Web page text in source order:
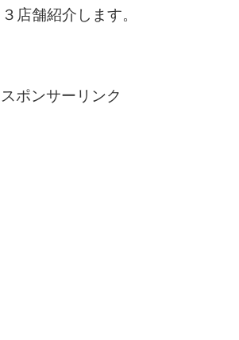
３店舗紹介します。
スポンサーリンク